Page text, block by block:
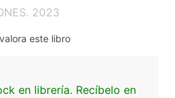
2023
este libro
en librería. Recíbelo en